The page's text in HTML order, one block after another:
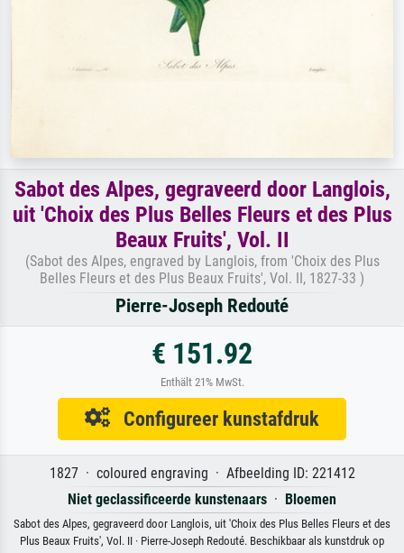
Sabot des Alpes, gegraveerd door Langlois,
uit 'Choix des Plus Belles Fleurs et des Plus
Beaux Fruits', Vol. II
(Sabot des Alpes, engraved by Langlois, from 'Choix des Plus
Belles Fleurs et des Plus Beaux Fruits', Vol. II, 1827-33 )
Pierre-Joseph Redouté
€ 151.92
Enthält 21% MwSt.
Configureer kunstafdruk
1827 · coloured engraving · Afbeelding ID: 221412
Niet geclassificeerde kunstenaars · Bloemen
Sabot des Alpes, gegraveerd door Langlois, uit 'Choix des Plus Belles Fleurs et des
Plus Beaux Fruits', Vol. II · Pierre-Joseph Redouté. Beschikbaar als kunstdruk op